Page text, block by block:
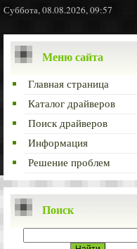
Суббота, 08.08.2026, 09:57
Меню сайта
Главная страница
Каталог драйверов
Поиск драйверов
Информация
Решение проблем
Поиск